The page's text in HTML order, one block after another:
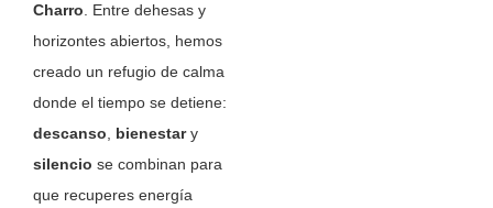
Charro. Entre dehesas y
horizontes abiertos, hemos
creado un refugio de calma
donde el tiempo se detiene:
descanso, bienestary
silencio se combinan para
que recuperes energía